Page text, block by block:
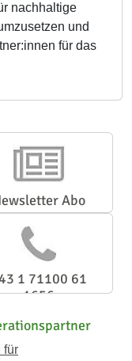
nachhaltige
und
für das
Abo
1 71100 61
1656
für